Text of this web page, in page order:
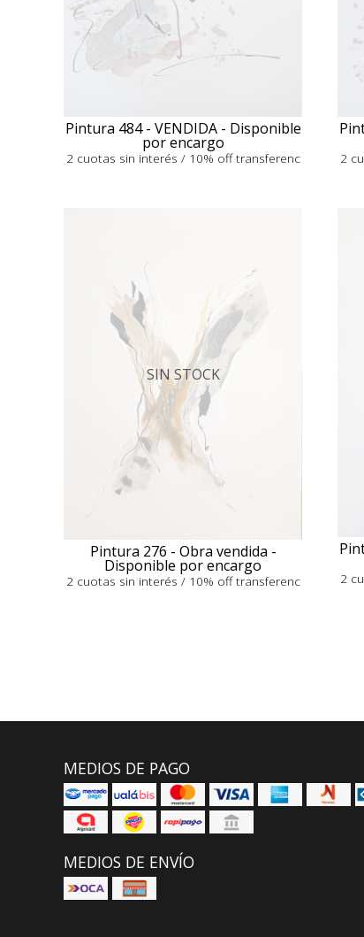
Pintura 484 - VENDIDA - Disponible
por encargo
2 cuotas sin interés / 10% off transferenc 2
SIN STOCK
Pintura 276 - Obra vendida -
Disponible por encargo
2 cuotas sin interés / 10% off transferenc 2
MEDIOS DE PAGO
MEDIOS DE ENVÍO